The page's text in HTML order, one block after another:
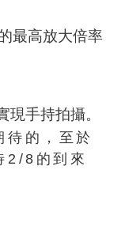
最高放大倍率
手持拍攝。
待的，至於
2/8的到來